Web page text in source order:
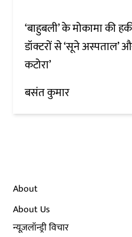
‘बाहुबली’ के मोकामा की
डॉक्टरों से ‘सूने अस्पताल’
कटोरा’
बसंत कुमार
About
About Us
न्यूज़लॉन्ड्री विचार